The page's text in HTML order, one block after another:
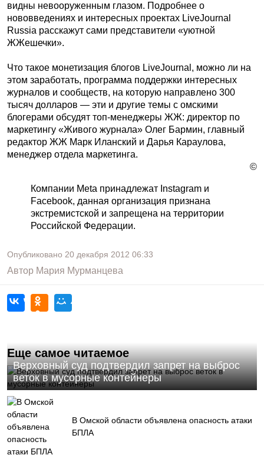
видны невооруженным глазом. Подробнее о
нововведениях и интересных проектах LiveJournal
Russia расскажут сами представители «уютной
ЖЖешечки».
Что такое монетизация блогов LiveJournal, можно ли на
этом заработать, программа поддержки интересных
журналов и сообществ, на которую направлено 300
тысяч долларов — эти и другие темы с омскими
блогерами обсудят топ-менеджеры ЖЖ: директор по
маркетингу «Живого журнала» Олег Бармин, главный
редактор ЖЖ Марк Иланский и Дарья Караулова,
менеджер отдела маркетинга.
©
Компании Meta принадлежат Instagram и
Facebook, данная организация признана
экстремистской и запрещена на территории
Российской Федерации.
Опубликовано 20 декабря 2012 06:33
Автор Мария Мурманцева
Еще самое читаемое
Верховный суд подтвердил запрет на выброс
веток в мусорные контейнеры
В Омской области объявлена опасность атаки
БПЛА